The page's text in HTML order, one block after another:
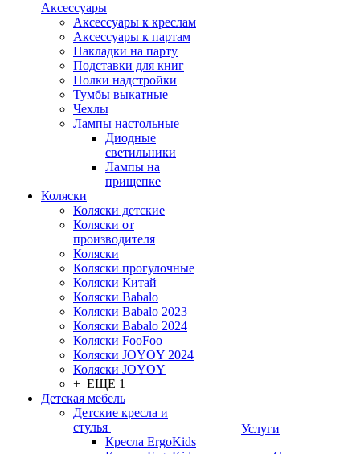
Аксессуары
Аксессуары к креслам
Аксессуары к партам
Накладки на парту
Подставки для книг
Полки надстройки
Тумбы выкатные
Чехлы
Лампы настольные
Диодные
светильники
Лампы на
прищепке
Коляски
Коляски детские
Коляски от
производителя
Коляски
Коляски прогулочные
Коляски Китай
Коляски Babalo
Коляски Babalo 2023
Коляски Babalo 2024
Коляски FooFoo
Коляски JOYOY 2024
Коляски JOYOY
+ ЕЩЕ 1
Детская мебель
Детские кресла и
стулья
Кресла ErgoKids
Услуги